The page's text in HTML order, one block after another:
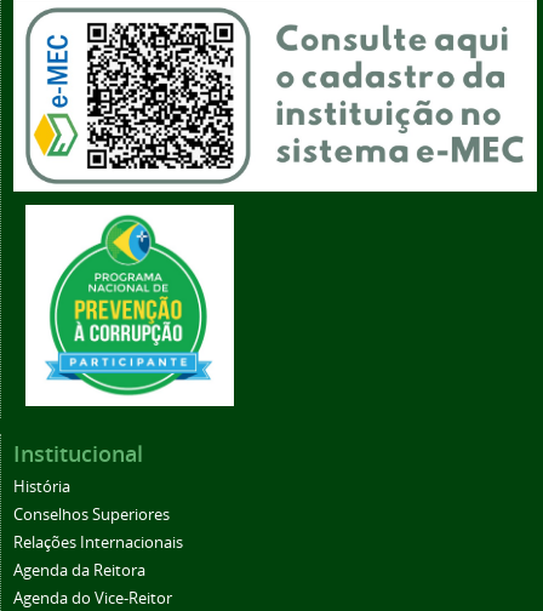
Institucional
História
Conselhos Superiores
Relações Internacionais
Agenda da Reitora
Agenda do Vice-Reitor